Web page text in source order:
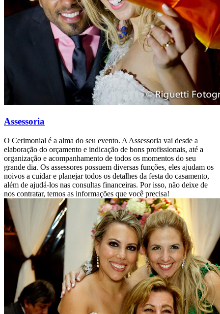
Assessoria
O Cerimonial é a alma do seu evento. A Assessoria vai desde a
elaboração do orçamento e indicação de bons profissionais, até a
organização e acompanhamento de todos os momentos do seu
grande dia. Os assessores possuem diversas funções, eles ajudam os
noivos a cuidar e planejar todos os detalhes da festa do casamento,
além de ajudá-los nas consultas financeiras. Por isso, não deixe de
nos contratar, temos as informações que você precisa!